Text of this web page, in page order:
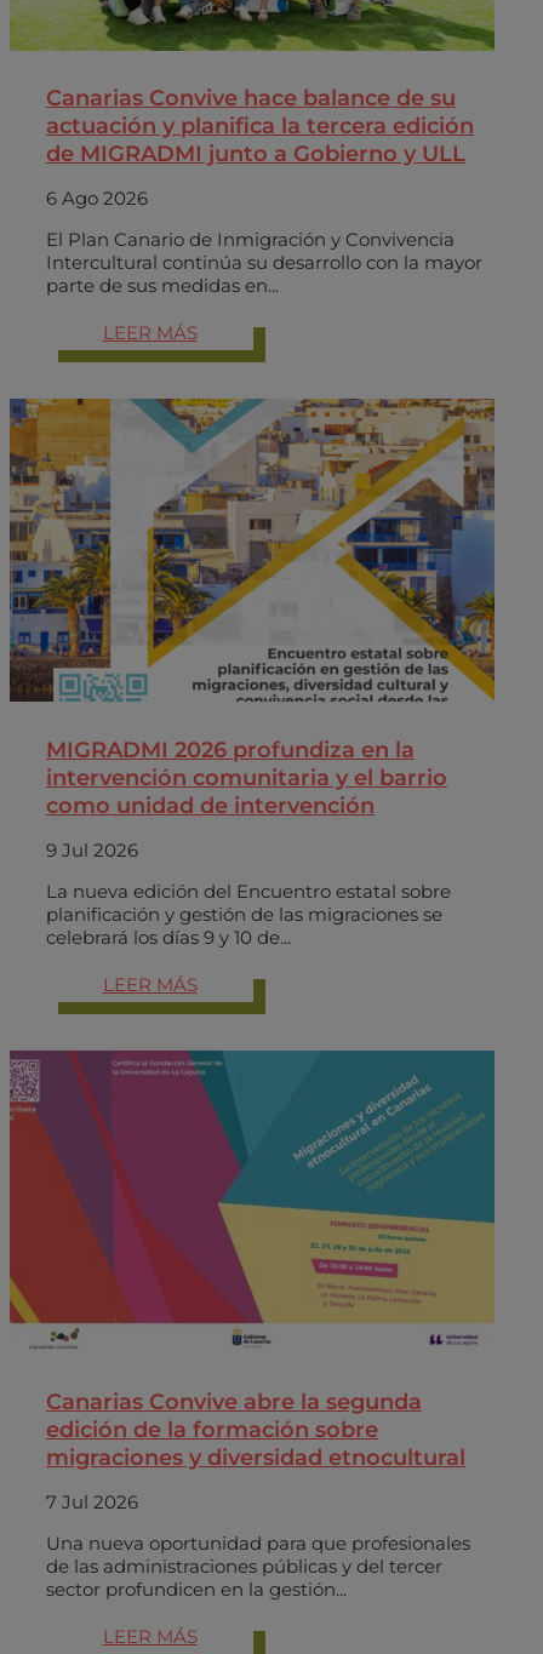
Canarias Convive hace balance de su
actuación y planifica la tercera edición
de MIGRADMI junto a Gobierno y ULL
6 Ago 2026
El Plan Canario de Inmigración y Convivencia
Intercultural continúa su desarrollo con la mayor
parte de sus medidas en...
LEER MÁS
MIGRADMI 2026 profundiza en la
intervención comunitaria y el barrio
como unidad de intervención
9 Jul 2026
La nueva edición del Encuentro estatal sobre
planificación y gestión de las migraciones se
celebrará los días 9 y 10 de...
LEER MÁS
Canarias Convive abre la segunda
edición de la formación sobre
migraciones y diversidad etnocultural
7 Jul 2026
Una nueva oportunidad para que profesionales
de las administraciones públicas y del tercer
sector profundicen en la gestión...
LEER MÁS